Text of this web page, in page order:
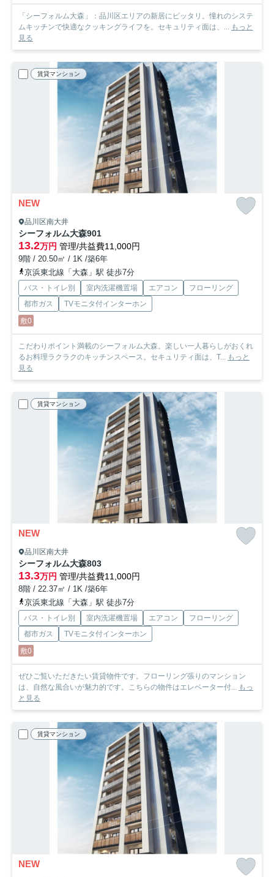
「シーフォルム大森」：品川区エリアの新居にピッタリ。憧れのシステ
ムキッチンで快適なクッキングライフを。セキュリティ面は、... もっと
見る
賃貸マンション
NEW
品川区南大井
シーフォルム大森901
13.2万円 管理/共益費11,000円
9階 / 20.50㎡ / 1K /築6年
京浜東北線「大森」駅 徒歩7分
バス・トイレ別 室内洗濯機置場 エアコン
フローリング
都市ガス
TVモニタ付インターホン
敷0
こだわりポイント満載のシーフォルム大森。楽しい一人暮らしがおくれ
るお料理ラクラクのキッチンスペース。セキュリティ面は、T... もっと
見る
賃貸マンション
NEW
品川区南大井
シーフォルム大森803
13.3万円 管理/共益費11,000円
8階 / 22.37㎡ / 1K /築6年
京浜東北線「大森」駅 徒歩7分
バス・トイレ別 室内洗濯機置場 エアコン
フローリング
都市ガス
TVモニタ付インターホン
敷0
ぜひご覧いただきたい賃貸物件です。フローリング張りのマンション
は、自然な風合いが魅力的です。こちらの物件はエレベーター付... もっ
と見る
賃貸マンション
NEW